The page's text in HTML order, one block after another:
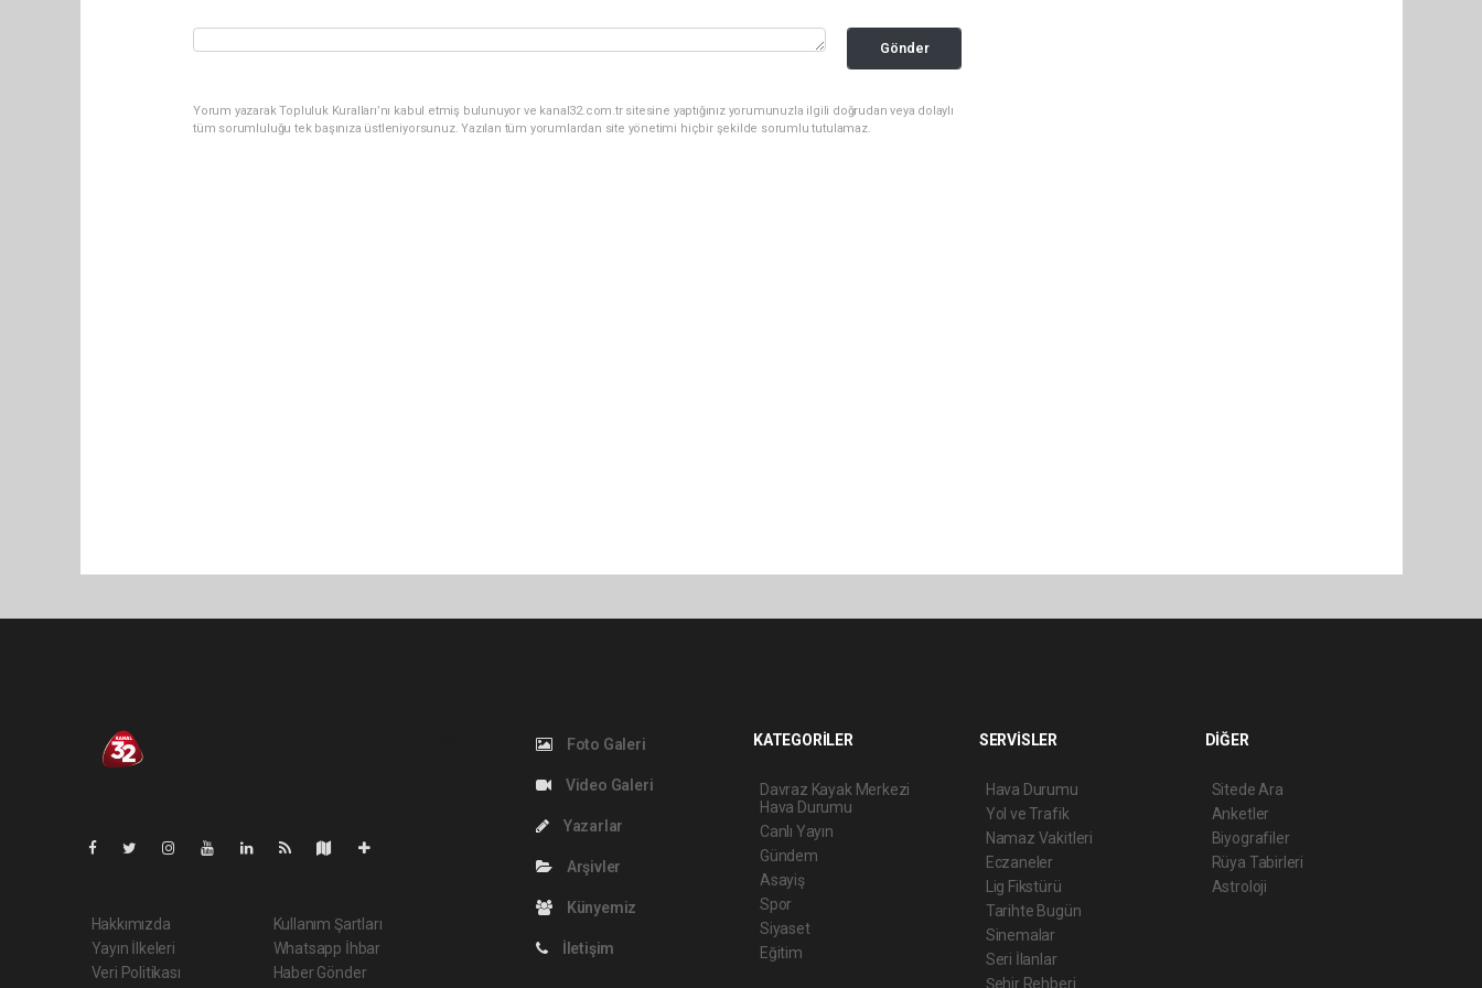
Gönder
Yorum yazarak Topluluk Kuralları’nı kabul etmiş bulunuyor ve kanal32.com.tr sitesine yaptığınız yorumunuzla ilgili doğrudan veya dolaylı
tüm sorumluluğu tek başınıza üstleniyorsunuz. Yazılan tüm yorumlardan site yönetimi hiçbir şekilde sorumlu tutulamaz.
Hakkımızda
Yayın İlkeleri
Veri Politikası
Kullanım Şartları
Whatsapp İhbar
Haber Gönder
Foto Galeri
Video Galeri
Yazarlar
Arşivler
Künyemiz
İletişim
KATEGORİLER
Davraz Kayak Merkezi
Hava Durumu
Canlı Yayın
Gündem
Asayiş
Spor
Siyaset
Eğitim
SERVİSLER
Hava Durumu
Yol ve Trafik
Namaz Vakitleri
Eczaneler
Lig Fikstürü
Tarihte Bugün
Sinemalar
Seri İlanlar
Şehir Rehberi
DİĞER
Sitede Ara
Anketler
Biyografiler
Rüya Tabirleri
Astroloji